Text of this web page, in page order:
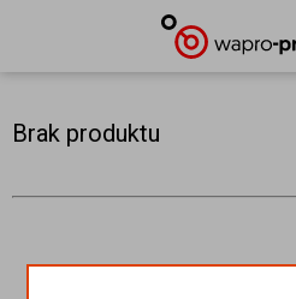
Brak produktu